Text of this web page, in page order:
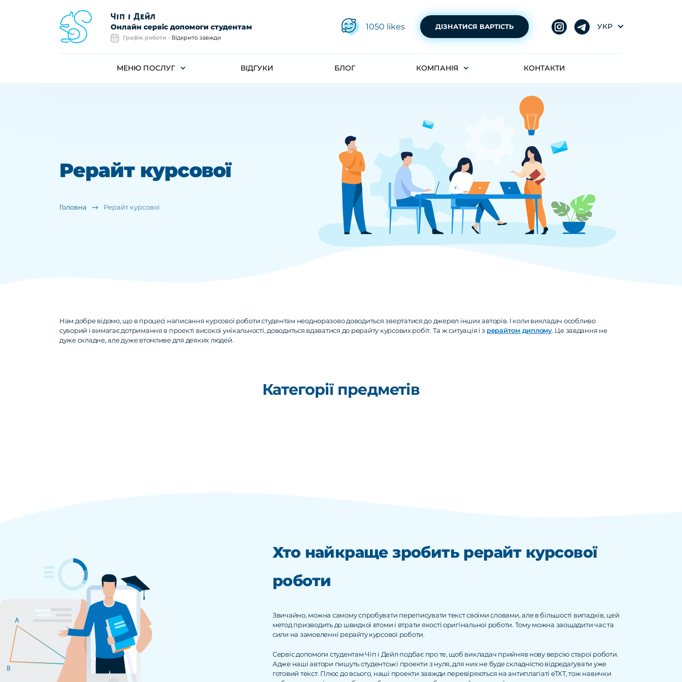
Чiп i Дейл
Онлайн сервiс допомоги студентам
Графік роботи - Відкрито завжди
1050 likes ДІЗНАТИСЯ ВАРТІСТЬ УКР
МЕНЮ ПОСЛУГ ВІДГУКИ БЛОГ КОМПАНІЯ КОНТАКТИ
Рерайт курсової
Головна Рерайт курсової
Нам добре відомо, що в процесі написання курсової роботи студентам неодноразово доводиться звертатися до джерел інших авторів. І коли викладач особливо
суворий і вимагає дотримання в проекті високої унікальності, доводиться вдаватися до рерайту курсових робіт. Та ж ситуація і з рерайтом диплому. Це завдання не
дуже складне, але дуже втомливе для деяких людей.
Категорії предметів
Хто найкраще зробить рерайт курсової
роботи
Звичайно, можна самому спробувати переписувати текст своїми словами, але в більшості випадків, цей
метод призводить до швидкої втоми і втрати якості оригінальної роботи. Тому можна заощадити час та
сили на замовленні рерайту курсової роботи.
Сервіс допомоги студентам Чіп і Дейл подбає про те, щоб викладач прийняв нову версію старої роботи.
Адже наші автори пишуть студентські проекти з нуля, для них не буде складністю відредагувати уже
готовий текст. Плюс до всього, наші проекти завжди перевіряються на антиплагіаті eTXT, тож навички